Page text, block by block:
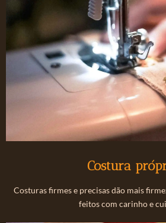
Costura
Costuras firmes e precisas dão mais
feitos com carinho e